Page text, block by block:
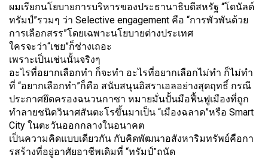
ผมเรียกนโยบายการบริหารของประธานาธิบดีสหรัฐ “โดนัลด์
ทรัมป์”รวมๆ ว่า Selective engagement คือ “การพัวพันด้วย
การเลือกสรร”โดยเฉพาะนโยบายต่างประเทศ
ใครจะว่า“เชย”ก็ช่างเถอะ
เพราะเป็นเช่นนั้นจริงๆ
อะไรที่อยากเลือกทำ ก็จะทำ อะไรที่อยากเลือกไม่ทำ ก็ไม่ทำ
ที่ “อยากเลือกทำ”ก็คือ สนับสนุนอิสราเอลอย่างสุดฤทธิ์ กรณี
ประกาศยึดครองฉนวนกาซา หมายมั่นปั้นมือฟื้นฟูเมืองที่ถูก
ทำลายชนิดวินาศสันตะโรขึ้นมาเป็น “เมืองฉลาด”หรือ Smart
City ในตะวันออกกลางในอนาคต
เป็นความคิดแบบเดียวกัน กับคิดพัฒนาอสังหาริมทรัพย์คือกา
รสร้างที่อยู่อาศัยอาชีพเดิมที่ “ทรัมป์”ถนัด